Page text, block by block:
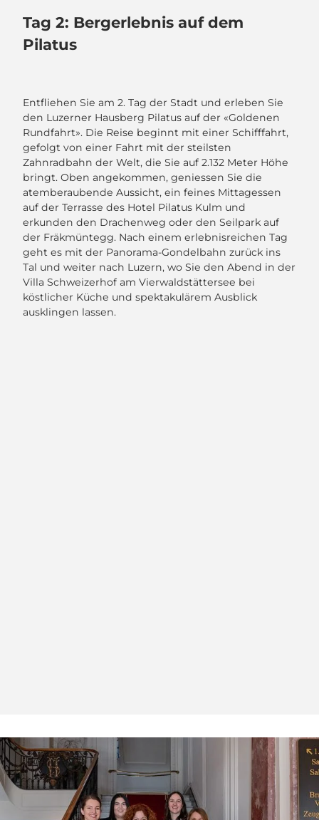
Tag 2: Bergerlebnis auf dem
Pilatus
Entfliehen Sie am 2. Tag der Stadt und erleben Sie
den Luzerner Hausberg Pilatus auf der «Goldenen
Rundfahrt». Die Reise beginnt mit einer Schifffahrt,
gefolgt von einer Fahrt mit der steilsten
Zahnradbahn der Welt, die Sie auf 2.132 Meter Höhe
bringt. Oben angekommen, geniessen Sie die
atemberaubende Aussicht, ein feines Mittagessen
auf der Terrasse des Hotel Pilatus Kulm und
erkunden den Drachenweg oder den Seilpark auf
der Fräkmüntegg. Nach einem erlebnisreichen Tag
geht es mit der Panorama-Gondelbahn zurück ins
Tal und weiter nach Luzern, wo Sie den Abend in der
Villa Schweizerhof am Vierwaldstättersee bei
köstlicher Küche und spektakulärem Ausblick
ausklingen lassen.